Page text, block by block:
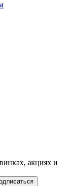
акциях и